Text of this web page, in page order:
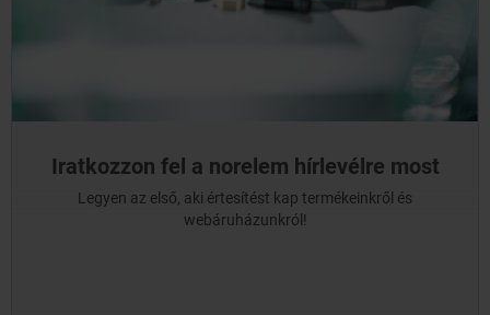
Iratkozzon fel a norelem hírlevélre most
Legyen az első, aki értesítést kap termékeinkről és
webáruházunkról!